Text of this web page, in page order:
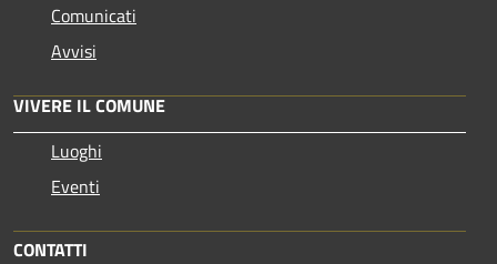
Comunicati
Avvisi
VIVERE IL COMUNE
Luoghi
Eventi
CONTATTI